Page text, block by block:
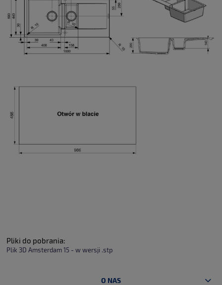
Pliki do pobrania:
Plik 3D Amsterdam 15 - w wersji .stp
O NAS